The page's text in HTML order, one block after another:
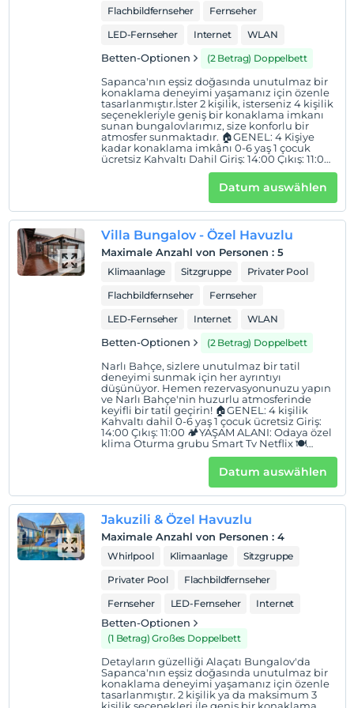
Villabungalov ) odalarımızda kapalı havuz mevcuttur.
İşletmemizde Ala Carte Restoran mevcut değildir.
Tesis içerisinde 5 farklı modelde konaklama yeri
Tesis, Sakarya Sapanca'da konumlanmaktadır. Hastaneye
3,5 km, en yakın market 2,5 km, Sapanca Sahil şeridi 3
km, Kırkpınar Sahili 2 km, en yakın restoran 500 m, AVM
4 km, Maşukiye 10 km, en yakın benzin istasyonu 3 km,
Orman Park 16 km, Sapanca Gölü'ne 300 m mesafededir.
Narlı bahçe Bungalov, araçla Sapanca sahili ve çarşı
merkezine 5 dakika, Kırkpınar Sahili’ne ise 3 dakika
mesafededir.
Haustiere nicht erlaubt
Rauchen
Raucherzonen vorhanden
Der Aufenthalt für Kleinkinder bis zum Alter von 2 ist
1 Der Aufenthalt für Kind(er) unter dem Alter von 12
ist/sind pro Zimmer kostenlos
Flachbildfernseher
Fernseher
LED-Fernseher
Internet WLAN
Betten-Optionen (2 Betrag) Doppelbett
Sapanca'nın eşsiz doğasında unutulmaz bir
konaklama deneyimi yaşamanız için özenle
tasarlanmıştır.İster 2 kişilik, isterseniz 4 kişilik
seçenekleriyle geniş bir konaklama imkanı
sunan bungalovlarımız, size konforlu bir
atmosfer sunmaktadır. 🏠GENEL: 4 Kişiye
kadar konaklama imkânı 0-6 yaş 1 çocuk
ücretsiz Kahvaltı Dahil Giriş: 14:00 Çıkış: 11:00
🏕YAŞAM ALANI: Oturma grubu Klima Smart
içerisinde mutfak araç ve gereçleri
YATAK ODASI: Loft katta 1 adet çift kişilik
🏊🏻‍♂️EĞLENCE: Özel havuz 🍀BAHÇE: Barbekü
imkânı Oturma grubu ve ateş kazanı Özel
otopark
Datum auswählen
Villa Bungalov - Özel Havuzlu
Maximale Anzahl von Personen : 5
Klimaanlage Sitzgruppe
Privater Pool
Flachbildfernseher
Fernseher
LED-Fernseher
Internet WLAN
Betten-Optionen (2 Betrag) Doppelbett
Narlı Bahçe, sizlere unutulmaz bir tatil
deneyimi sunmak için her ayrıntıyı
düşünüyor. Hemen rezervasyonunuzu yapın
ve Narlı Bahçe'nin huzurlu atmosferinde
keyifli bir tatil geçirin! 🏠GENEL: 4 kişilik
Kahvaltı dahil 0-6 yaş 1 çocuk ücretsiz Giriş:
14:00 Çıkış: 11:00 🏕YAŞAM ALANI: Odaya özel
klima Oturma grubu Smart Tv Netflix 🍽
MUTFAK: Mini buzdolabı Mini mutffak Kettle
grubu
Datum auswählen
Jakuzili & Özel Havuzlu
Maximale Anzahl von Personen : 4
Whirlpool Klimaanlage
Sitzgruppe
Privater Pool
Flachbildfernseher
Fernseher
LED-Fernseher Internet
Betten-Optionen
(1 Betrag) Großes Doppelbett
Detayların güzelliği Alaçatı Bungalov'da
Sapanca'nın eşsiz doğasında unutulmaz bir
konaklama deneyimi yaşamanız için özenle
tasarlanmıştır. 2 kişilik ya da maksimum 3